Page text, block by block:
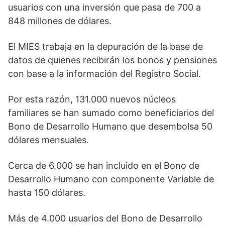
usuarios con una inversión que pasa de 700 a
848 millones de dólares.
El MIES trabaja en la depuración de la base de
datos de quienes recibirán los bonos y pensiones
con base a la información del Registro Social.
Por esta razón, 131.000 nuevos núcleos
familiares se han sumado como beneficiarios del
Bono de Desarrollo Humano que desembolsa 50
dólares mensuales.
Cerca de 6.000 se han incluido en el Bono de
Desarrollo Humano con componente Variable de
hasta 150 dólares.
Más de 4.000 usuarios del Bono de Desarrollo